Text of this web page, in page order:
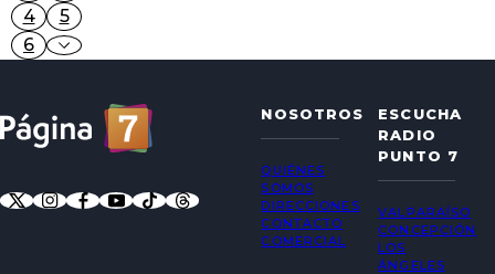
4
5
6
NOSOTROS
QUIÉNES
SOMOS
DIRECCIONES
CONTACTO
COMERCIAL
ESCUCHA
RADIO
PUNTO 7
VALPARAÍSO
CONCEPCIÓN
LOS
ÁNGELES